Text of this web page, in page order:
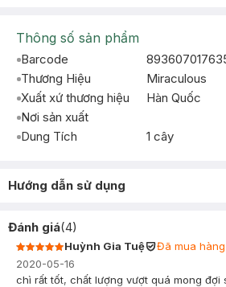
Thông số sản phẩm
Barcode
Thương Hiệu
Miraculous
Xuất xứ thương hiệu
Hàn Quốc
Nơi sản xuất
Dung Tích
1 cây
Hướng dẫn sử dụng
Đánh giá(4)
Huỳnh Gia Tuệ
Đã mua hàng
2020-05-16
chì rất tốt, chất lượng vượt quá mong đợi